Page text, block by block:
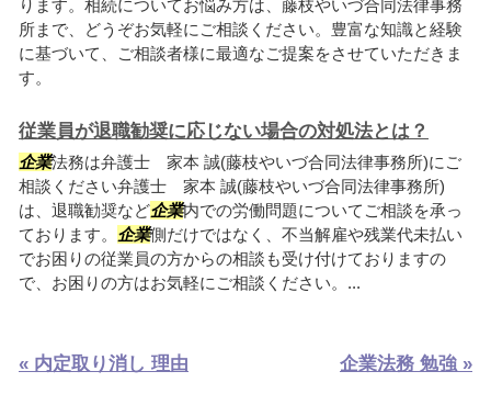
ります。相続についてお悩み方は、藤枝やいづ合同法律事務
所まで、どうぞお気軽にご相談ください。豊富な知識と経験
に基づいて、ご相談者様に最適なご提案をさせていただきま
す。
従業員が退職勧奨に応じない場合の対処法とは？
企業法務は弁護士 家本 誠(藤枝やいづ合同法律事務所)にご
相談ください弁護士 家本 誠(藤枝やいづ合同法律事務所)
は、退職勧奨など企業内での労働問題についてご相談を承っ
ております。 企業側だけではなく、不当解雇や残業代未払い
でお困りの従業員の方からの相談も受け付けておりますの
で、お困りの方はお気軽にご相談ください。...
« 内定取り消し 理由 企業法務 勉強 »